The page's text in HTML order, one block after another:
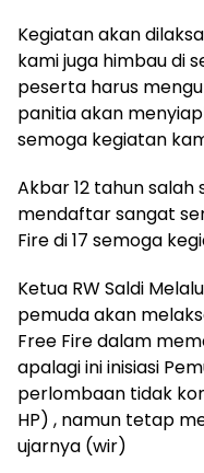
Kegiatan akan
kami juga himbau di
peserta harus
panitia akan
semoga kegiatan
Akbar 12 tahun
mendaftar sangat
Fire di 17 semoga
Ketua RW Saldi
pemuda akan
Free Fire dalam
apalagi ini inisiasi
perlombaan tidak
HP) , namun tetap
ujarnya (wir)